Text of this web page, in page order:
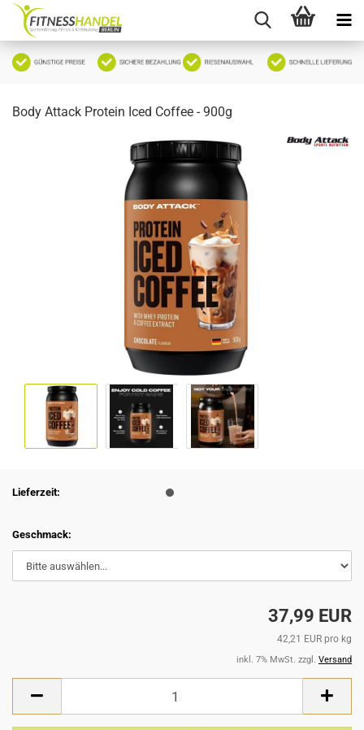
Body Attack Protein Iced Coffee - 900g
Lieferzeit:
Geschmack:
37,99 EUR
42,21 EUR pro kg
inkl. 7% MwSt. zzgl. Versand